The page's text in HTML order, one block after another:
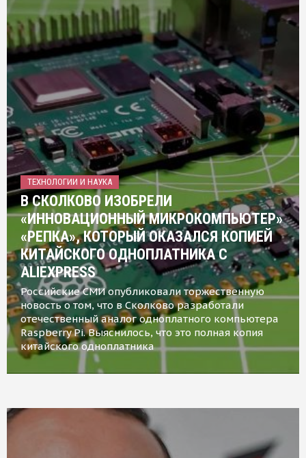
ТЕХНОЛОГИИ И НАУКА
В СКОЛКОВО ИЗОБРЕЛИ
«ИННОВАЦИОННЫЙ МИКРОКОМПЬЮТЕР»
«РЕПКА», КОТОРЫЙ ОКАЗАЛСЯ КОПИЕЙ
КИТАЙСКОГО ОДНОПЛАТНИКА С
ALIEXPRESS
Российские СМИ опубликовали торжественную
новость о том, что в Сколково разработали
отечественный аналог одноплатного компьютера
Raspberry Pi. Выяснилось, что это полная копия
китайского одноплатника